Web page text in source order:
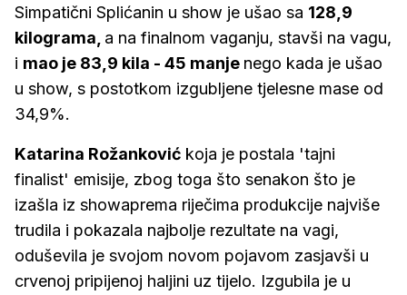
Simpatični Splićanin u show je ušao sa 128,9
kilograma, a na finalnom vaganju, stavši na vagu,
i mao je 83,9 kila - 45 manje nego kada je ušao
u show, s postotkom izgubljene tjelesne mase od
34,9%.
Katarina Rožanković koja je postala 'tajni
finalist' emisije, zbog toga što senakon što je
izašla iz showaprema riječima produkcije najviše
trudila i pokazala najbolje rezultate na vagi,
oduševila je svojom novom pojavom zasjavši u
crvenoj pripijenoj haljini uz tijelo. Izgubila je u